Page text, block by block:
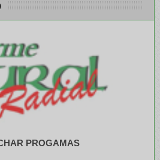
PROGAMAS